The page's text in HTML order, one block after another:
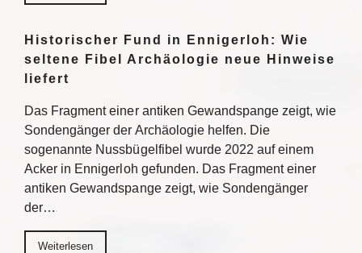
Historischer Fund in Ennigerloh: Wie
seltene Fibel Archäologie neue Hinweise
liefert
Das Fragment einer antiken Gewandspange zeigt, wie
Sondengänger der Archäologie helfen. Die
sogenannte Nussbügelfibel wurde 2022 auf einem
Acker in Ennigerloh gefunden. Das Fragment einer
antiken Gewandspange zeigt, wie Sondengänger
der…
Weiterlesen